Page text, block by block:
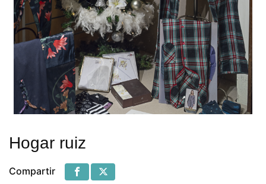
Hogar ruiz
Compartir